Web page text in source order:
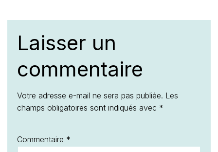
Laisser un
commentaire
Votre adresse e-mail ne sera pas publiée. Les
champs obligatoires sont indiqués avec *
Commentaire *